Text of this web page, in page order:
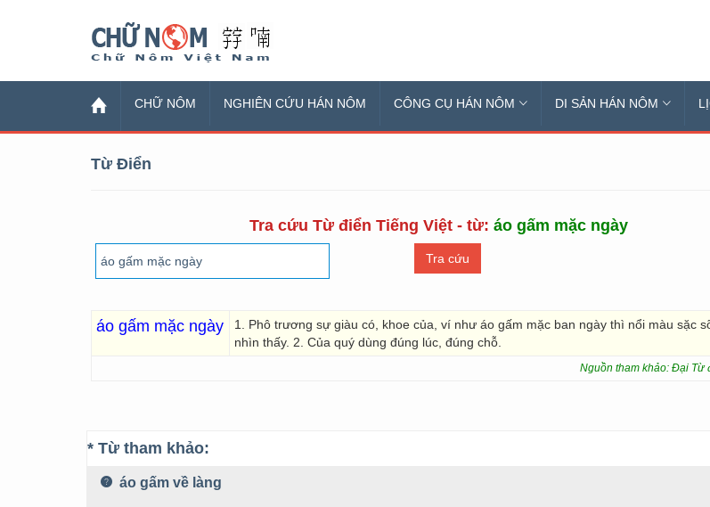
CHỮ NÔM NGHIÊN CỨU HÁN NÔM CÔNG CỤ HÁN NÔM DI SẢN HÁN NÔM
Từ Điển
Tra cứu Từ điển Tiếng Việt - từ: áo gấm mặc ngày
áo gấm mặc ngày
1. Phô trương sự giàu có, khoe của, ví như áo gấm mặc ban ngày thì nổi màu sặc
nhìn thấy. 2. Của quý dùng đúng lúc, đúng chỗ.
Nguồn tham khảo: Đại Từ
* Từ tham khảo:
áo gấm về làng